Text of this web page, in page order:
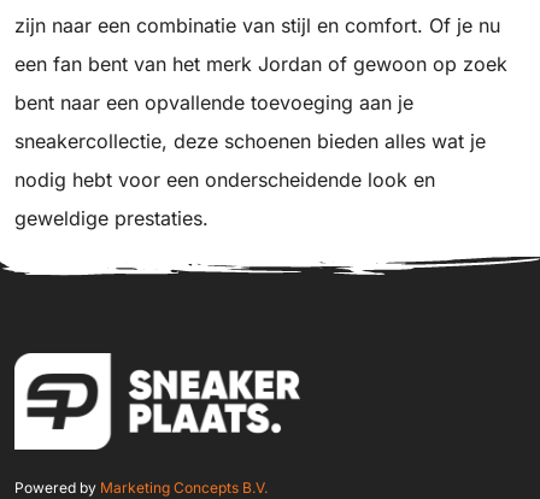
zijn naar een combinatie van stijl en comfort. Of je nu
een fan bent van het merk Jordan of gewoon op zoek
bent naar een opvallende toevoeging aan je
sneakercollectie, deze schoenen bieden alles wat je
nodig hebt voor een onderscheidende look en
geweldige prestaties.
Powered by Marketing Concepts B.V.